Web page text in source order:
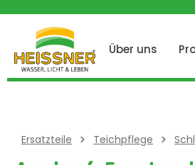
Zur Hauptnavigation
Über uns
Ersatzteile Teichpflege